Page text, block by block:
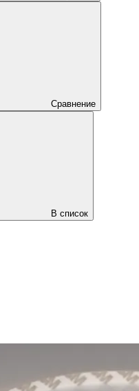
Сравнение
В список